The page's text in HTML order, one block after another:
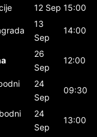
12 Sep 15:00
13
Sep
14:00
26
Sep
12:00
24
Sep
09:30
24
Sep
13:00